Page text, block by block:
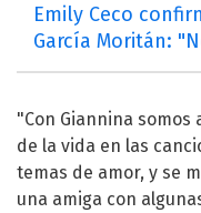
Emily Ceco
García Moritán:
"Con Giannina somos
de la vida en las
temas de amor, y se
una amiga con